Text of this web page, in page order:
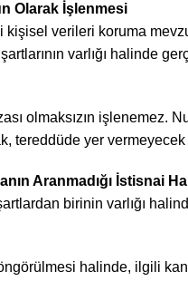
Olarak İşlenmesi
verileri koruma
varlığı halinde
olmaksızın
yer vermeyecek
Aranmadığı İstisnai
birinin varlığı
halinde, ilgili